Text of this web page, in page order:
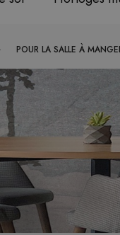
POUR LA SALLE À